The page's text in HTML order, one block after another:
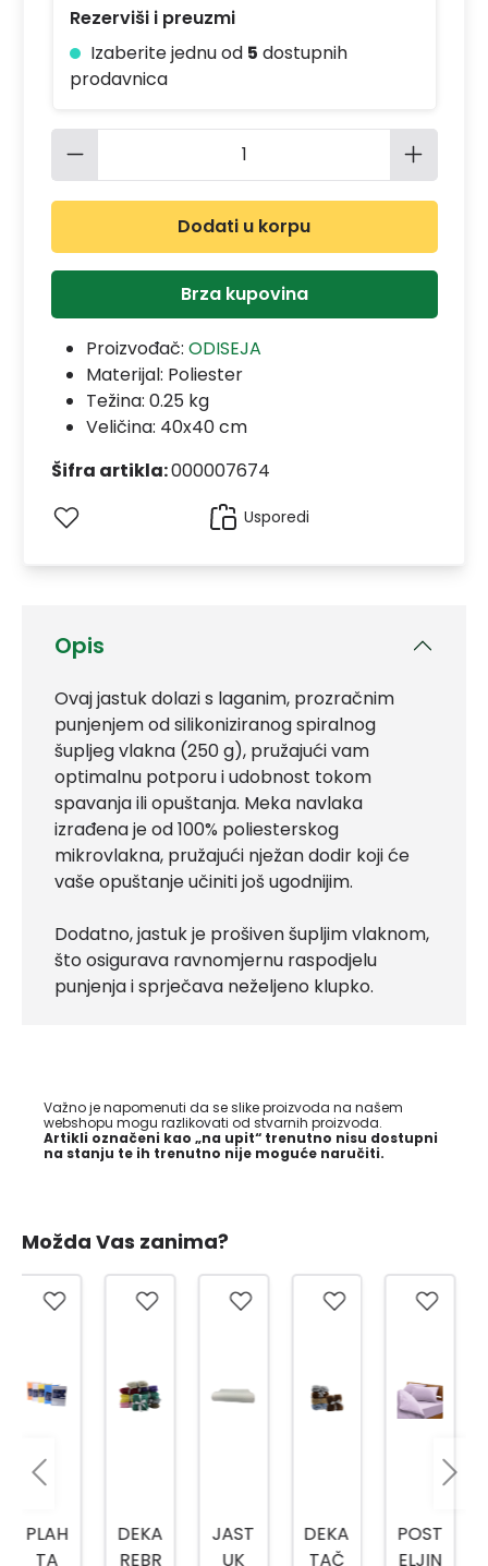
Opis
Ovaj jastuk dolazi s laganim, prozračnim
punjenjem od silikoniziranog spiralnog
šupljeg vlakna (250 g), pružajući vam
optimalnu potporu i udobnost tokom
spavanja ili opuštanja. Meka navlaka
izrađena je od 100% poliesterskog
mikrovlakna, pružajući nježan dodir koji će
vaše opuštanje učiniti još ugodnijim.
Dodatno, jastuk je prošiven šupljim vlaknom,
što osigurava ravnomjernu raspodjelu
punjenja i sprječava neželjeno klupko.
Važno je napomenuti da se slike proizvoda na našem
webshopu mogu razlikovati od stvarnih proizvoda.
Artikli označeni kao „na upit“ trenutno nisu dostupni
na stanju te ih trenutno nije moguće naručiti.
Rezerviši i preuzmi
Izaberite jednu od 5 dostupnih
prodavnica
Količina proizvoda: Unesite
Dodati u korpu
Brza kupovina
Proizvođač: ODISEJA
Materijal: Poliester
Težina: 0.25 kg
Veličina: 40x40 cm
Šifra artikla:000007674
Usporedi
Možda Vas zanima?
DEKA
REBR
JAST
UK
DEKA
TAČ
POST
ELJIN
KANE
TEX